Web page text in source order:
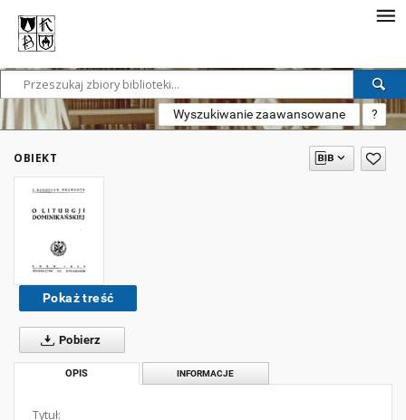
Wyszukiwanie zaawansowane ?
OBIEKT
Pokaż treść
Pobierz
OPIS INFORMACJE
Tytuł: